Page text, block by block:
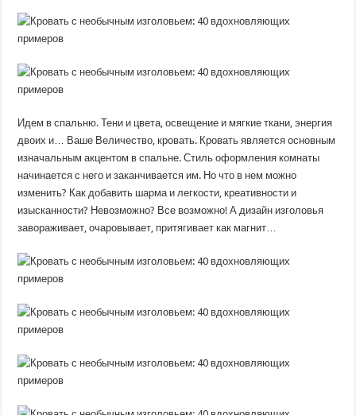
Идем в спальню. Тени и цвета, освещение и мягкие ткани, энергия
двоих и… Ваше Величество, кровать. Кровать является основным
изначальным акцентом в спальне. Стиль оформления комнаты
начинается с него и заканчивается им. Но что в нем можно
изменить? Как добавить шарма и легкости, креативности и
изысканности? Невозможно? Все возможно! А дизайн изголовья
завораживает, очаровывает, притягивает как магнит…